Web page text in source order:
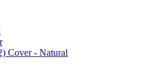
Cover - Natural